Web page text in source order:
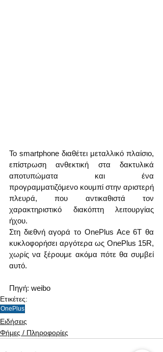
Το smartphone διαθέτει μεταλλικό πλαίσιο,
επίστρωση ανθεκτική στα δακτυλικά
αποτυπώματα και ένα
προγραμματιζόμενο κουμπί στην αριστερή
πλευρά, που αντικαθιστά τον
χαρακτηριστικό διακόπτη λειτουργίας
ήχου.
Στη διεθνή αγορά το OnePlus Ace 6T θα
κυκλοφορήσει αργότερα ως OnePlus 15R,
χωρίς να ξέρουμε ακόμα πότε θα συμβεί
αυτό.
Πηγή: weibo
Ετικέτες:
OnePlus
Ειδήσεις
Φήμες / Πληροφορίες